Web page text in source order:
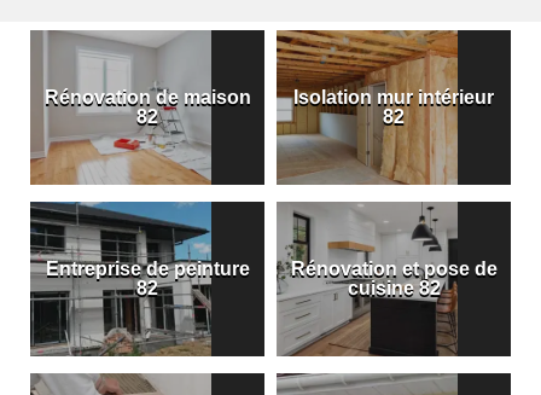
Rénovation de maison
82
Isolation mur intérieur
82
Entreprise de peinture
82
Rénovation et pose de
cuisine 82